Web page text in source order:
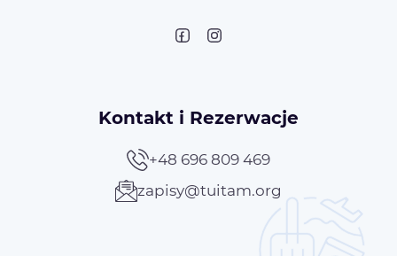
Kontakt i Rezerwacje
+48 696 809 469
zapisy@tuitam.org